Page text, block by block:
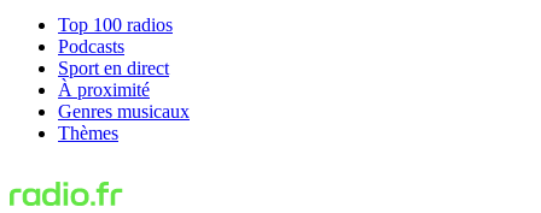
Top 100 radios
Podcasts
Sport en direct
À proximité
Genres musicaux
Thèmes